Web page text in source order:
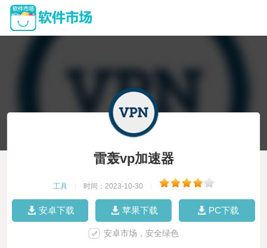
雷轰vp加速器
工具 时间：2023-10-30
安卓下载 苹果下载 PC下载
安卓市场，安全绿色